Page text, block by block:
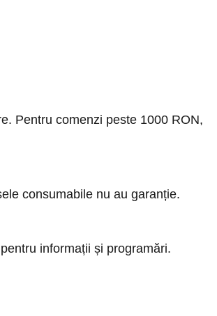
Pentru comenzi peste 1000 RON,
consumabile nu au garanție.
pentru informații și programări.